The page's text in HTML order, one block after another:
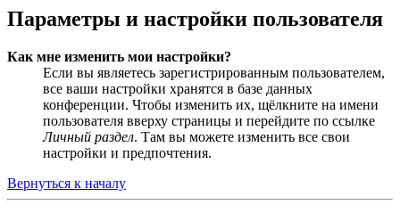
Параметры и настройки пользователя
Как мне изменить мои настройки?
Если вы являетесь зарегистрированным пользователем,
все ваши настройки хранятся в базе данных
конференции. Чтобы изменить их, щёлкните на имени
пользователя вверху страницы и перейдите по ссылке
Личный раздел. Там вы можете изменить все свои
настройки и предпочтения.
Вернуться к началу